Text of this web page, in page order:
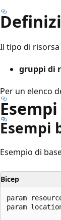
Il tipo di
gruppi di
Per un elenco
Esempi
Esempio di
Bicep
param
param